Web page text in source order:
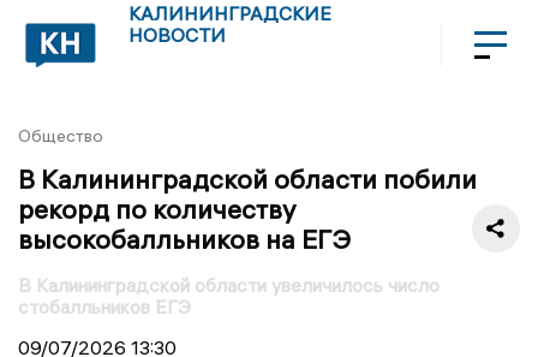
КАЛИНИНГРАДСКИЕ
НОВОСТИ
Общество
В Калининградской области побили
рекорд по количеству
высокобалльников на ЕГЭ
В Калининградской области увеличилось число
стобалльников ЕГЭ
09/07/2026 13:30